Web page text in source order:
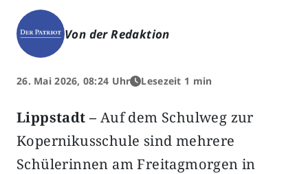
Von der Redaktion
26. Mai 2026, 08:24 Uhr Lesezeit 1 min
Lippstadt – Auf dem Schulweg zur
Kopernikusschule sind mehrere
Schülerinnen am Freitagmorgen in